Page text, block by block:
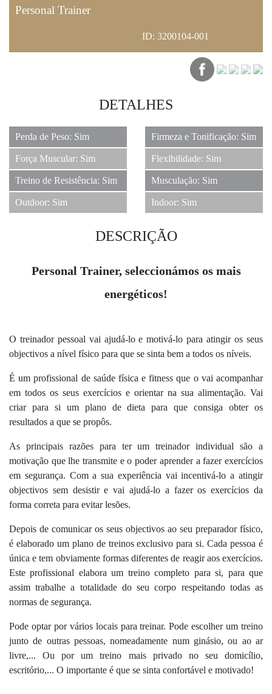
Personal Trainer
ID: 3200104-001
DETALHES
Perda de Peso: Sim Firmeza e Tonificação: Sim
Força Muscular: Sim Flexibilidade: Sim
Treino de Resistência: Sim Musculação: Sim
Outdoor: Sim Indoor: Sim
DESCRIÇÃO
Personal Trainer, seleccionámos os mais
energéticos!
O treinador pessoal vai ajudá-lo e motivá-lo para atingir os seus
objectivos a nível físico para que se sinta bem a todos os níveis.
É um profissional de saúde física e fitness que o vai acompanhar
em todos os seus exercícios e orientar na sua alimentação. Vai
criar para si um plano de dieta para que consiga obter os
resultados a que se propôs.
As principais razões para ter um treinador individual são a
motivação que lhe transmite e o poder aprender a fazer exercícios
em segurança. Com a sua experiência vai incentivá-lo a atingir
objectivos sem desistir e vai ajudá-lo a fazer os exercícios da
forma correta para evitar lesões.
Depois de comunicar os seus objectivos ao seu preparador físico,
é elaborado um plano de treinos exclusivo para si. Cada pessoa é
única e tem obviamente formas diferentes de reagir aos exercícios.
Este profissional elabora um treino completo para si, para que
assim trabalhe a totalidade do seu corpo respeitando todas as
normas de segurança.
Pode optar por vários locais para treinar. Pode escolher um treino
junto de outras pessoas, nomeadamente num ginásio, ou ao ar
livre,... Ou por um treino mais privado no seu domicílio,
escritório,... O importante é que se sinta confortável e motivado!